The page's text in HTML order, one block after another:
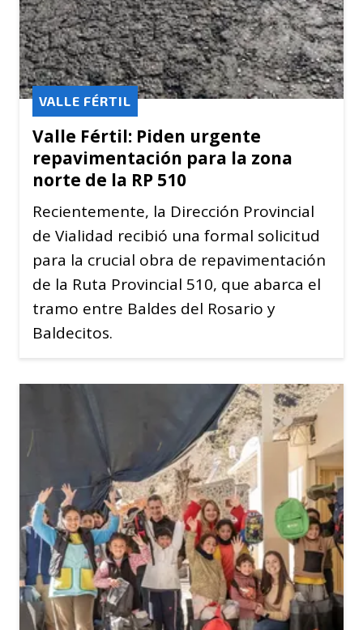
Valle Fértil: Piden urgente
repavimentación para la zona
norte de la RP 510
VALLE FÉRTIL
Recientemente, la Dirección Provincial
de Vialidad recibió una formal solicitud
para la crucial obra de repavimentación
de la Ruta Provincial 510, que abarca el
tramo entre Baldes del Rosario y
Baldecitos.